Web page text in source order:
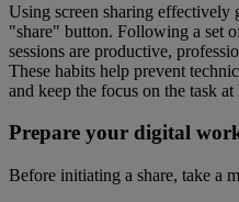
Using screen sharing
"share" button. Following a set
sessions are productive,
These habits help prevent
and keep the focus on the task at
Prepare your digital
Before initiating a share, take a